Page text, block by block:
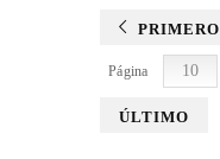
PRIMERO
Página
ÚLTIMO